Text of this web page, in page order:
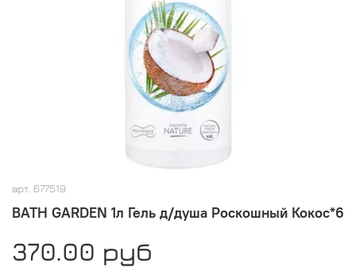
арт. 677519
BATH GARDEN 1л Гель д/душа Роскошный Кокос*6
370.00 руб